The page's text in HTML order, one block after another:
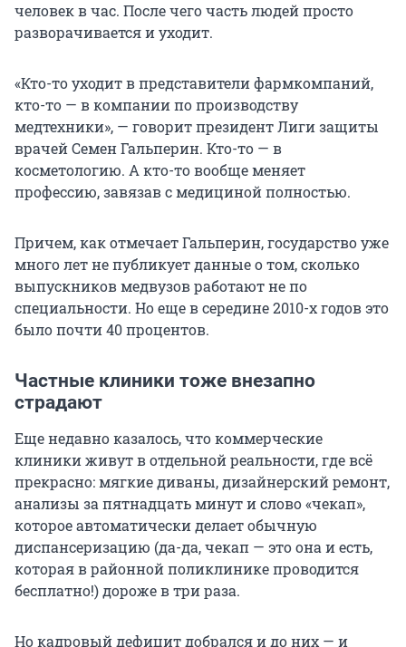
человек в час. После чего часть людей просто
разворачивается и уходит.
«Кто-то уходит в представители фармкомпаний,
кто-то — в компании по производству
медтехники», — говорит президент Лиги защиты
врачей Семен Гальперин. Кто-то — в
косметологию. А кто-то вообще меняет
профессию, завязав с медициной полностью.
Причем, как отмечает Гальперин, государство уже
много лет не публикует данные о том, сколько
выпускников медвузов работают не по
специальности. Но еще в середине2010-х годовэто
было почти 40 процентов.
Частные клиники тоже внезапно
страдают
Еще недавно казалось, что коммерческие
клиники живут в отдельной реальности, где всё
прекрасно: мягкие диваны, дизайнерский ремонт,
анализы за пятнадцать минут и слово «чекап»,
которое автоматически делает обычную
диспансеризацию (да-да, чекап — это она и есть,
которая в районной поликлинике проводится
бесплатно!) дороже в три раза.
Но кадровый дефицит добрался и до них — и